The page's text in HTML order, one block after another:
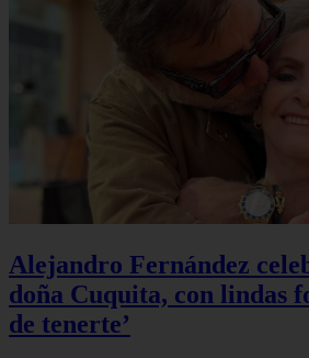
Alejandro Fernández
doña Cuquita, con lindas
de tenerte’